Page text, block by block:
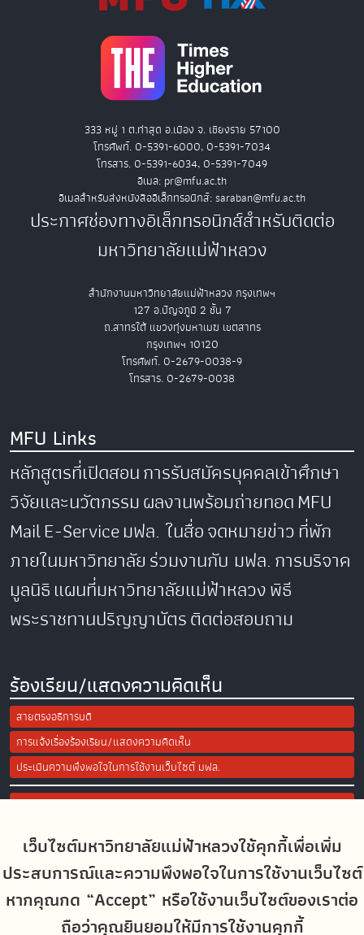
เว็บไซต์มหาวิทยาลัยแม่ฟ้าหลวงใช้คุกกี้เพื่อเพิ่ม
ประสบการณ์และความพึงพอใจในการใช้งานเว็บไซต์
หากคุณกด “Accept” หรือใช้งานเว็บไซต์ของเราต่อ
ถือว่าคุณยินยอมให้มีการใช้งานคุกกี้
333 หมู่ 1 ต.ท่าสุด อ.เมือง จ. เชียงราย 57100
โทรศัพท์. 0-5391-6000, 0-5391-7034
โทรสาร. 0-5391-6034, 0-5391-7049
อีเมล: pr@mfu.ac.th
อีเมลสำหรับส่งหนังสืออิเล็กทรอนิกส์: saraban@mfu.ac.th
ประกาศช่องทางอิเล็กทรอนิกส์สำหรับติดต่อ
มหาวิทยาลัยแม่ฟ้าหลวง
สำนักงานมหาวิทยาลัยแม่ฟ้าหลวง กรุงเทพฯ
127 อ.ปัญจภูมิ 2 ชั้น 7
ถ.สาทรใต้ แขวงทุ่งมหาเมฆ เขตสาทร
กรุงเทพฯ 10120
โทรศัพท์. 0-2679-0038-9
โทรสาร. 0-2679-0038
MFU Links
หลักสูตรที่เปิดสอนการรับสมัครบุคคลเข้าศึกษา
วิจัยและนวัตกรรมผลงานพร้อมถ่ายทอดMFU
MailE-Serviceมฟล. ในสื่อจดหมายข่าวที่พัก
ภายในมหาวิทยาลัยร่วมงานกับ มฟล.การบริจาค
มูลนิธิแผนที่มหาวิทยาลัยแม่ฟ้าหลวงพิธี
พระราชทานปริญญาบัตรติดต่อสอบถาม
ร้องเรียน/แสดงความคิดเห็น
สายตรงอธิการบดี
การแจ้งเรื่องร้องเรียน/แสดงความคิดเห็น
ประเมินความพึงพอใจในการใช้งานเว็บไซต์ มฟล.
Site Map
Social Media